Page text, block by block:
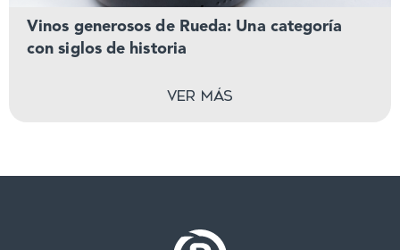
Vinos generosos de Rueda: Una categoría
con siglos de historia
Ver más